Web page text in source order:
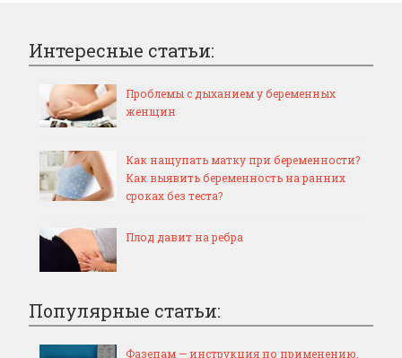
Интересные статьи:
Проблемы с дыханием у беременных
женщин
Как нащупать матку при беременности?
Как выявить беременность на ранних
сроках без теста?
Плод давит на ребра
Популярные статьи:
Фазепам — инструкция по применению,